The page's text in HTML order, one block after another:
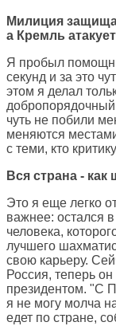
Милиция
а Кремль
Я пробыл
секунд и за это
этом я делал
чуть не побили
меняются
с теми, кто
Вся страна - как
Это я еще легко
важнее: остался
человека,
лучшего
свою карьеру.
Россия, теперь
президентом. "С
я не могу молча
едет по стране,